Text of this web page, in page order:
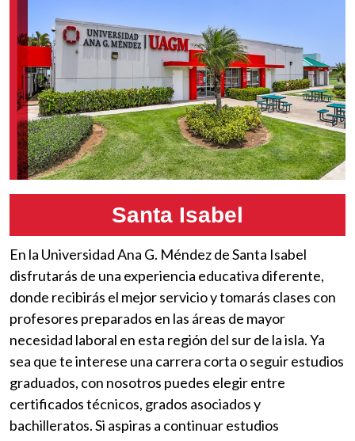
Santa Isabel
En la Universidad Ana G. Méndez de Santa Isabel
disfrutarás de una experiencia educativa diferente,
donde recibirás el mejor servicio y tomarás clases con
profesores preparados en las áreas de mayor
necesidad laboral en esta región del sur de la isla. Ya
sea que te interese una carrera corta o seguir estudios
graduados, con nosotros puedes elegir entre
certificados técnicos, grados asociados y
bachilleratos. Si aspiras a continuar estudios